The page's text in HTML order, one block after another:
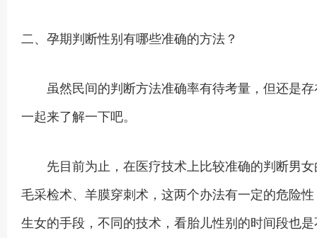
二、孕期判断性别有哪些准确的方法？
虽然民间的判断方法准确率有待考量，但还是存
一起来了解一下吧。
先目前为止，在医疗技术上比较准确的判断男女
毛采检术、羊膜穿刺术，这两个办法有一定的危险
生女的手段，不同的技术，看胎儿性别的时间段也